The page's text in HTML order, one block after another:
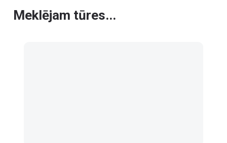
Meklējam tūres...